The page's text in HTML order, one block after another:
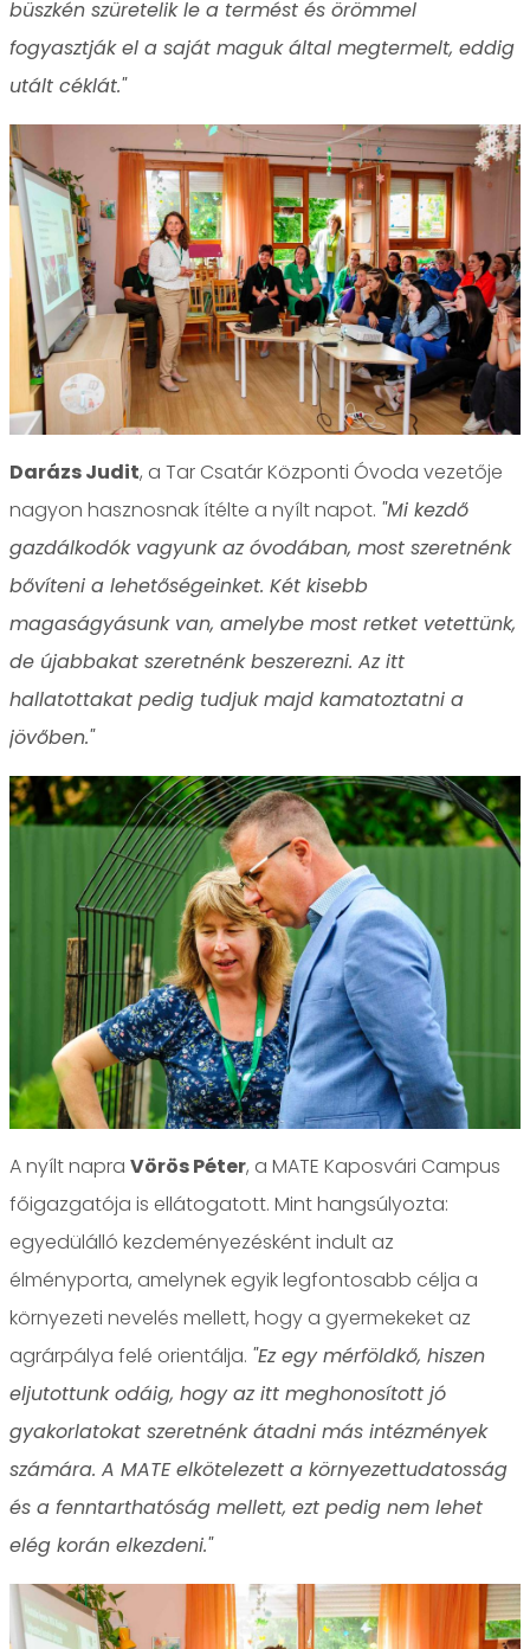
büszkén szüretelik le a termést és örömmel
fogyasztják el a saját maguk által megtermelt, eddig
utált céklát."
Darázs Judit, a Tar Csatár Központi Óvoda vezetője
nagyon hasznosnak ítélte a nyílt napot. "Mi kezdő
gazdálkodók vagyunk az óvodában, most szeretnénk
bővíteni a lehetőségeinket. Két kisebb
magaságyásunk van, amelybe most retket vetettünk,
de újabbakat szeretnénk beszerezni. Az itt
hallatottakat pedig tudjuk majd kamatoztatni a
jövőben."
A nyílt napra Vörös Péter, a MATE Kaposvári Campus
főigazgatója is ellátogatott. Mint hangsúlyozta:
egyedülálló kezdeményezésként indult az
élményporta, amelynek egyik legfontosabb célja a
környezeti nevelés mellett, hogy a gyermekeket az
agrárpálya felé orientálja. "Ez egy mérföldkő, hiszen
eljutottunk odáig, hogy az itt meghonosított jó
gyakorlatokat szeretnénk átadni más intézmények
számára. A MATE elkötelezett a környezettudatosság
és a fenntarthatóság mellett, ezt pedig nem lehet
elég korán elkezdeni."